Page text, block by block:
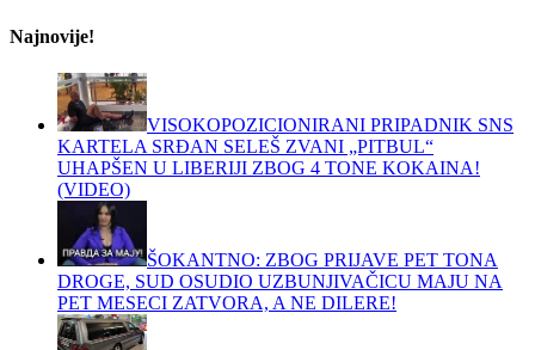
Najnovije!
VISOKOPOZICIONIRANI PRIPADNIK SNS
KARTELA SRĐAN SELEŠ ZVANI „PITBUL“
UHAPŠEN U LIBERIJI ZBOG 4 TONE KOKAINA!
(VIDEO)
ŠOKANTNO: ZBOG PRIJAVE PET TONA
DROGE, SUD OSUDIO UZBUNJIVAČICU MAJU NA
PET MESECI ZATVORA, A NE DILERE!